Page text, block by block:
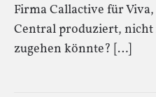
Firma Callactive für
Central produziert,
zugehen könnte? […]